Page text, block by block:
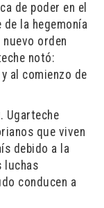
de poder en el
la hegemonía
orden
notó:
al comienzo de
Ugarteche
que viven
debido a la
luchas
conducen a